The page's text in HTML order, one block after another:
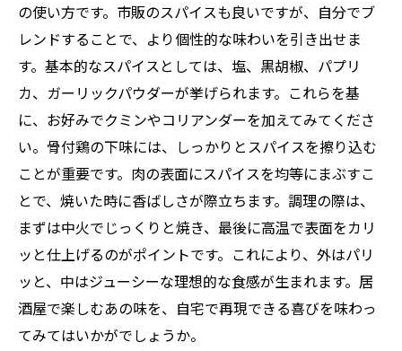
の使い方です。市販のスパイスも良いですが、自分でブ
レンドすることで、より個性的な味わいを引き出せま
す。基本的なスパイスとしては、塩、黒胡椒、パプリ
カ、ガーリックパウダーが挙げられます。これらを基
に、お好みでクミンやコリアンダーを加えてみてくださ
い。骨付鶏の下味には、しっかりとスパイスを擦り込む
ことが重要です。肉の表面にスパイスを均等にまぶすこ
とで、焼いた時に香ばしさが際立ちます。調理の際は、
まずは中火でじっくりと焼き、最後に高温で表面をカリ
ッと仕上げるのがポイントです。これにより、外はパリ
ッと、中はジューシーな理想的な食感が生まれます。居
酒屋で楽しむあの味を、自宅で再現できる喜びを味わっ
てみてはいかがでしょうか。